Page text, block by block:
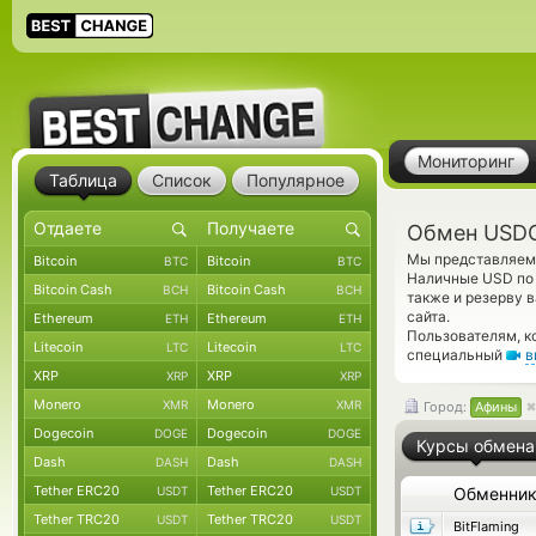
Мониторинг
Обмен
Мы представляем
Наличные USD
также и резерву
сайта.
Пользователям,
специальный
Город: Афины
Курсы обмена
Обменник
BitFlaming
Таблица Список Популярное
Bitcoin BTC Bitcoin BTC
Bitcoin Cash BCH Bitcoin Cash BCH
Ethereum ETH Ethereum ETH
Litecoin LTC Litecoin LTC
XRP XRP XRP XRP
Monero XMR Monero XMR
Dogecoin DOGE Dogecoin DOGE
Dash DASH Dash DASH
Tether ERC20 USDT Tether ERC20 USDT
Tether TRC20 USDT Tether TRC20 USDT